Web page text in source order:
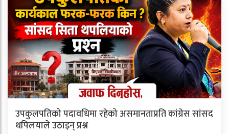
उपकुलपतिको पदावधिमा रहेको असमानताप्रति कांग्रेस सांसद
थपिलयाले उठाइन् प्रश्न